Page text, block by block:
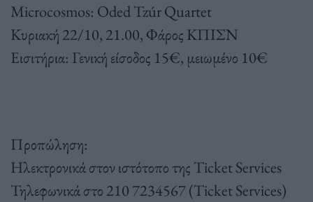
Microcosmos: Oded Tzúr Quartet
Κυριακή 22/10, 21.00, Φάρος ΚΠΙΣΝ
Εισιτήρια: Γενική είσοδος 15€, μειωμένο 10€
Προπώληση:
Ηλεκτρονικά στον ιστότοπο της Ticket Services
Τηλεφωνικά στο 210 7234567 (Ticket Services)